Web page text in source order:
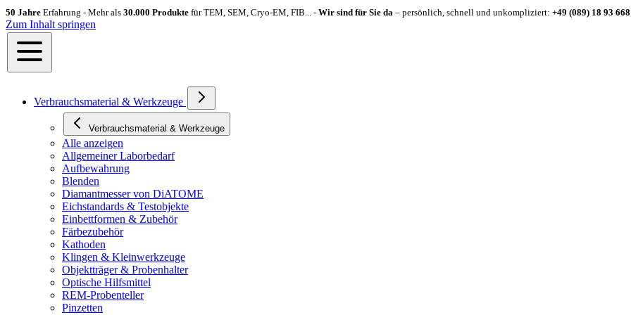
50 Jahre Erfahrung - Mehr als 30.000 Produkte für TEM, SEM, Cryo-EM, FIB... - Wir sind für Sie da – persönlich, schnell und unkompliziert: +49 (089) 18 93
Zum Inhalt springen
Verbrauchsmaterial & Werkzeuge
Verbrauchsmaterial & Werkzeuge
Alle anzeigen
Allgemeiner Laborbedarf
Aufbewahrung
Blenden
Diamantmesser von DiATOME
Eichstandards & Testobjekte
Einbettformen & Zubehör
Färbezubehör
Kathoden
Klingen & Kleinwerkzeuge
Objektträger & Probenhalter
Optische Hilfsmittel
REM-Probenteller
Pinzetten